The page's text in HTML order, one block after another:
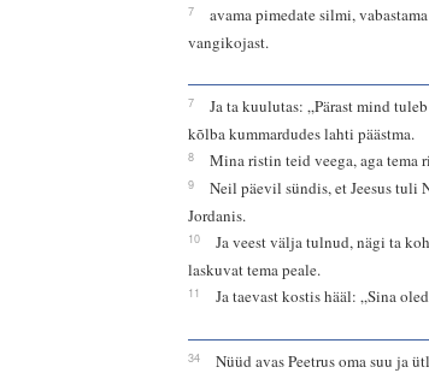
7
avama pimedate silmi,
vangikojast.
7
Ja ta kuulutas: „Pärast mind
kõlba kummardudes lahti päästma.
8 Mina ristin teid veega, aga tema
9
Neil päevil sündis, et Jeesus tuli
Jordanis.
10
Ja veest välja tulnud, nägi ta
laskuvat tema peale.
11 Ja taevast kostis hääl: „Sina
34 Nüüd avas Peetrus oma suu ja